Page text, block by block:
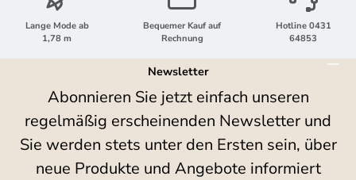
Lange Mode ab
1,78 m
Bequemer Kauf auf
Rechnung
Hotline 0431
64853
Newsletter
Abonnieren Sie jetzt einfach unseren
regelmäßig erscheinenden Newsletter und
Sie werden stets unter den Ersten sein, über
neue Produkte und Angebote informiert